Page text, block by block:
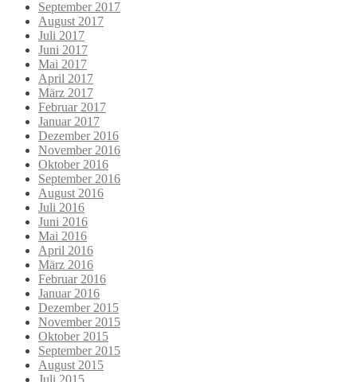
September 2017
August 2017
Juli 2017
Juni 2017
Mai 2017
April 2017
März 2017
Februar 2017
Januar 2017
Dezember 2016
November 2016
Oktober 2016
September 2016
August 2016
Juli 2016
Juni 2016
Mai 2016
April 2016
März 2016
Februar 2016
Januar 2016
Dezember 2015
November 2015
Oktober 2015
September 2015
August 2015
Juli 2015